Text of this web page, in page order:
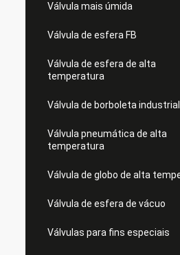
Válvula mais úmida
Válvula de esfera FB
Válvula de esfera de alta
temperatura
Válvula de borboleta industrial
Válvula pneumática de alta
temperatura
Válvula de globo de alta
Válvula de esfera de vácuo
Válvulas para fins especiais